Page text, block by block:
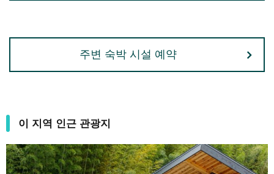
주변 숙박 시설 예약
이 지역 인근 관광지